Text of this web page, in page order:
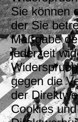
Sie können
der Sie
Maßgabe
jederzeit
gegen die
der
Cookies